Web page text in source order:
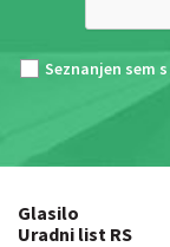
Seznanjen sem s
Glasilo
Uradni list RS